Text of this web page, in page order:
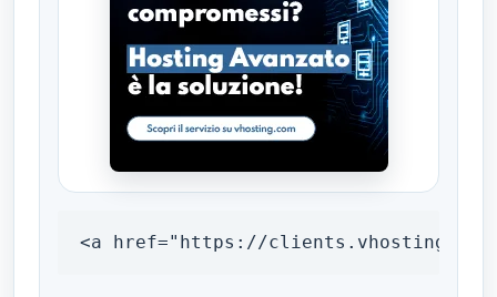
<a href="https://clients.vhosting.com/